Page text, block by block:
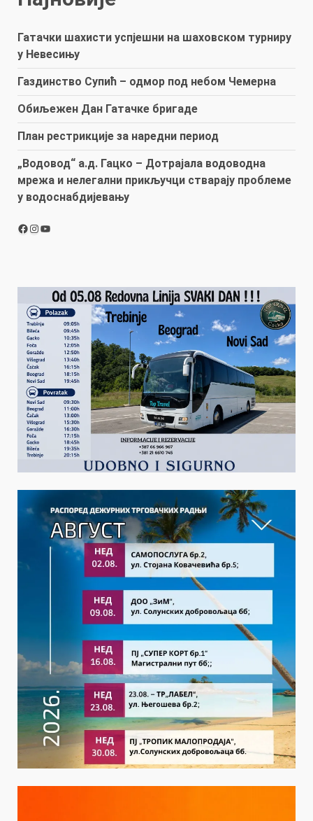
Гатачки шахисти успјешни на шаховском турниру
у Невесињу
Газдинство Супић – одмор под небом Чемерна
Обиљежен Дан Гатачке бригаде
План рестрикције за наредни период
„Водовод“ а.д. Гацко – Дотрајала водоводна
мрежа и нелегални прикључци стварају проблеме
у водоснабдијевању
Facebook
Instagram
YouTube